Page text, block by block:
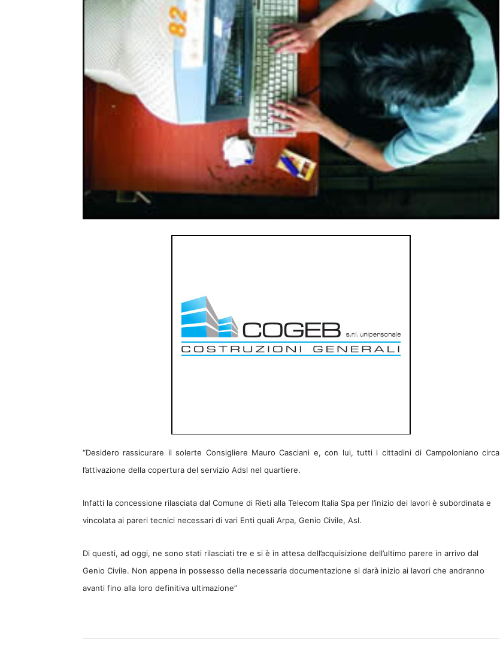
“Desidero rassicurare il solerte Consigliere Mauro Casciani e, con lui, tutti i cittadini di Campoloniano circa
l’attivazione della copertura del servizio Adsl nel quartiere.
Infatti la concessione rilasciata dal Comune di Rieti alla Telecom Italia Spa per l’inizio dei lavori è subordinata e
vincolata ai pareri tecnici necessari di vari Enti quali Arpa, Genio Civile, Asl.
Di questi, ad oggi, ne sono stati rilasciati tre e si è in attesa dell’acquisizione dell’ultimo parere in arrivo dal
Genio Civile. Non appena in possesso della necessaria documentazione si darà inizio ai lavori che andranno
avanti fino alla loro definitiva ultimazione”